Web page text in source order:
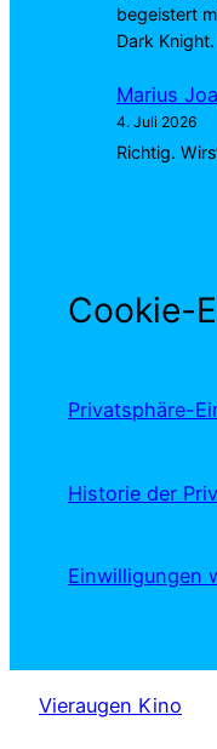
begeistert
Dark
Marius Joa
4. Juli 2026
Richtig.
Cookie-
Privatsphäre-
Historie der
Einwilligungen
Vieraugen Kino